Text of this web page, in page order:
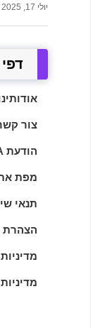
יולי 17, 2025
צור
הודעת DMCA
מפת
תנאי
הצהרת